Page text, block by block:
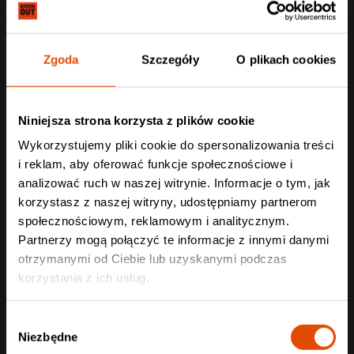
Zgoda Szczegóły O plikach cookies
Niniejsza strona korzysta z plików cookie
Wykorzystujemy pliki cookie do spersonalizowania treści
i reklam, aby oferować funkcje społecznościowe i
analizować ruch w naszej witrynie. Informacje o tym, jak
korzystasz z naszej witryny, udostępniamy partnerom
społecznościowym, reklamowym i analitycznym.
Partnerzy mogą połączyć te informacje z innymi danymi
otrzymanymi od Ciebie lub uzyskanymi podczas
korzystania z ich usług.
zgody
Niezbędne